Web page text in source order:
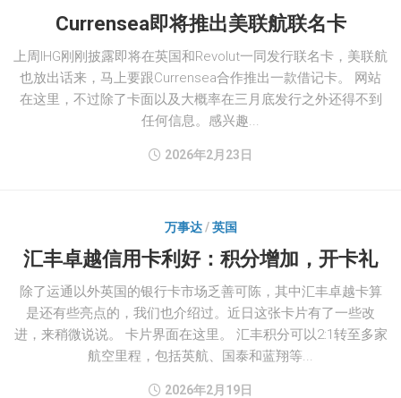
Currensea即将推出美联航联名卡
上周IHG刚刚披露即将在英国和Revolut一同发行联名卡，美联航
也放出话来，马上要跟Currensea合作推出一款借记卡。 网站
在这里，不过除了卡面以及大概率在三月底发行之外还得不到
任何信息。感兴趣...
2026年2月23日
万事达/英国
汇丰卓越信用卡利好：积分增加，开卡礼
除了运通以外英国的银行卡市场乏善可陈，其中汇丰卓越卡算
是还有些亮点的，我们也介绍过。近日这张卡片有了一些改
进，来稍微说说。 卡片界面在这里。 汇丰积分可以2:1转至多家
航空里程，包括英航、国泰和蓝翔等...
2026年2月19日